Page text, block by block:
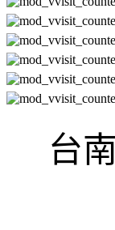
台